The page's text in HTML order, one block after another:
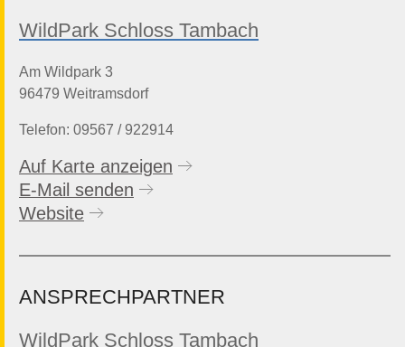
WildPark Schloss Tambach
Am Wildpark 3
96479 Weitramsdorf
Telefon: 09567 / 922914
Auf Karte anzeigen
E-Mail senden
Website
ANSPRECHPARTNER
WildPark Schloss Tambach